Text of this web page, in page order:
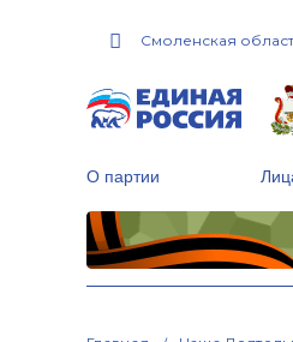
Смоленская
О партии